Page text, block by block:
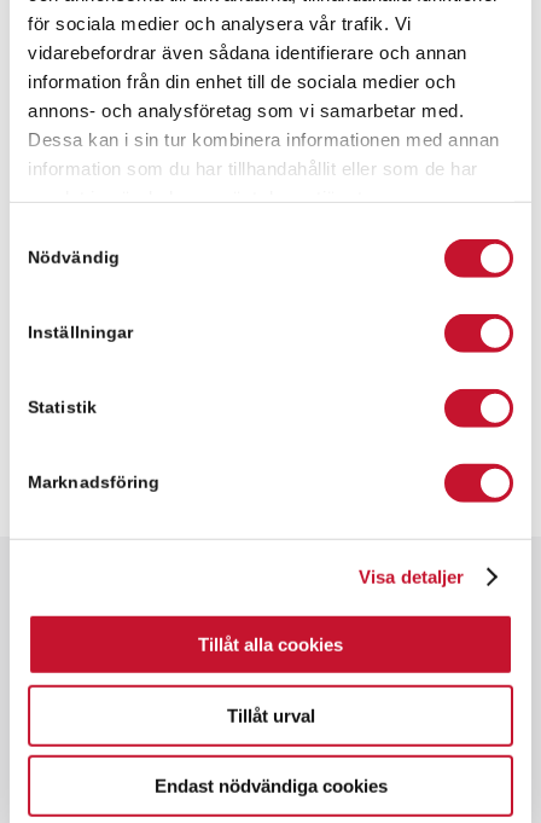
för sociala medier och analysera vår trafik. Vi
vidarebefordrar även sådana identifierare och annan
information från din enhet till de sociala medier och
annons- och analysföretag som vi samarbetar med.
Dessa kan i sin tur kombinera informationen med annan
information som du har tillhandahållit eller som de har
Nödvändig
Inställningar
Statistik
Marknadsföring
Visa detaljer
Tillåt alla cookies
Tillåt urval
Endast nödvändiga cookies
Fanny Pålsson
fanny.palsson@relier.se
+46 736 630029
✓ Kontorslokal
✓ Goda kommunikationer